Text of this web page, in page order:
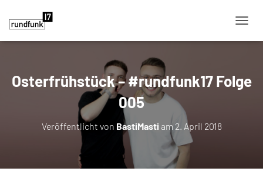
Osterfrühstück – #rundfunk17 Folge
005
Veröffentlicht von BastiMasti am 2. April 2018